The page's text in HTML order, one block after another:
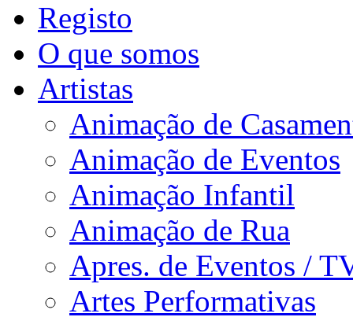
Registo
O que somos
Artistas
Animação de
Animação de Eventos
Animação Infantil
Animação de Rua
Apres. de Eventos /
Artes Performativas